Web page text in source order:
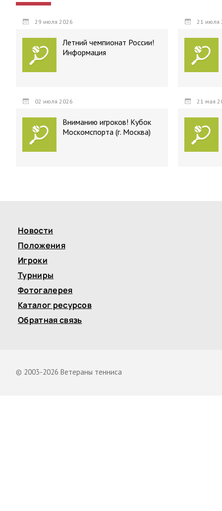
29 июля 2026
Летний чемпионат России!
Информация
21 июля
02 июля 2026
Вниманию игроков! Кубок
Москомспорта (г. Москва)
21 мая
Новости
Положения
Игроки
Турниры
Фотогалерея
Каталог ресурсов
Обратная связь
© 2003-2026 Ветераны тенниса